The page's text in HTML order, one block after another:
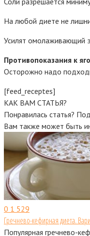
На любой диете не
Усилят омолаживающий
Противопоказания к
Осторожно надо
[feed_receptes]
КАК ВАМ СТАТЬЯ?
Понравилась статья?
Вам также может быть
0 1 529
Гречнево-кефирная диета.
Популярная гречнево-